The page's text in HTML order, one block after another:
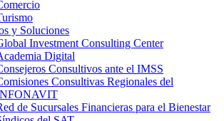
y Soluciones
Investment Consulting Center
Digital
Consultivos ante el IMSS
Consultivas Regionales del
de Sucursales Financieras para el Bienestar